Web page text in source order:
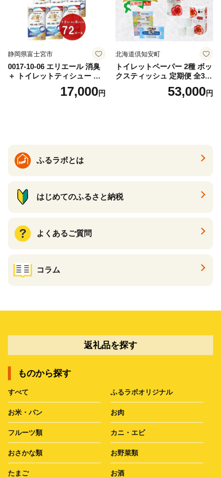
静岡県富士宮市
0017-10-06 エリエール 消臭
＋ トイレットティシュー し
っかり香るフレッシュクリア
の香り ダブル 12ロール×6パ
17,000円
北海道倶知安町
トイレットペーパー 2種 ボッ
クスティッシュ 定期便 全3
回 日本製 まとめ買い 防災
常備品 日用雑貨 消耗品 生活
53,000円
ふるラボとは
はじめてのふるさと納税
よくあるご質問
コラム
返礼品を探す
ものから探す
すべて ふるラボオリジナル
お米・パン お肉
フルーツ類 カニ・エビ
おさかな類 お野菜類
たまご お酒